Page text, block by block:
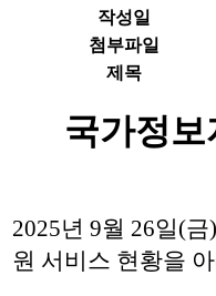
작성일
첨부파일
제목
국가정
2025년 9월 26일(
원 서비스 현황을